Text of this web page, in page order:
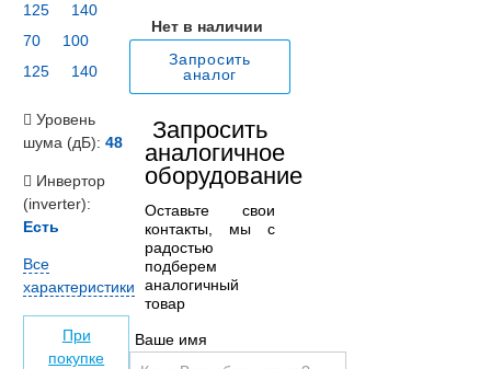
Нет в наличии
Запросить
аналог
Запросить
аналогичное
оборудование
Оставьте свои
контакты, мы с
радостью
подберем
аналогичный
товар
Ваше имя
125
140
70
100
125
140
Уровень
шума (дБ): 48
Инвертор
(inverter):
Есть
Все
характеристики
При
покупке